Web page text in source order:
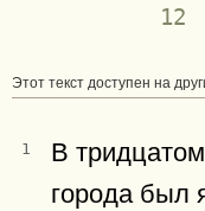
12
Этот текст доступен на
1
В
города был